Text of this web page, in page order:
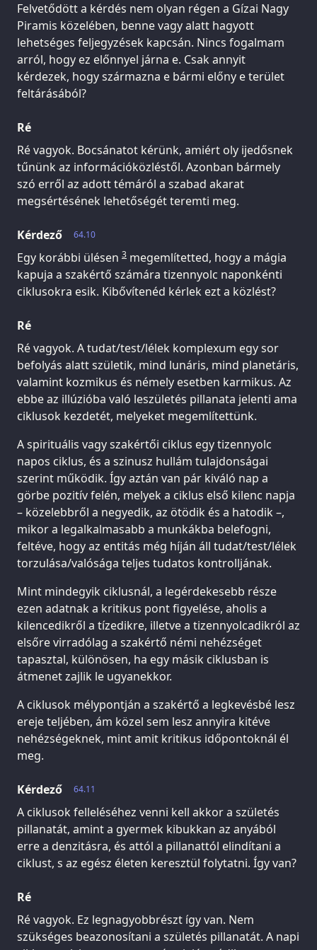
Felvetődött a kérdés nem olyan régen a Gízai Nagy
Piramis közelében, benne vagy alatt hagyott
lehetséges feljegyzések kapcsán. Nincs fogalmam
arról, hogy ez előnnyel járna e. Csak annyit
kérdezek, hogy származna e bármi előny e terület
feltárásából?
Ré
Ré vagyok. Bocsánatot kérünk, amiért oly ijedősnek
tűnünk az információközléstől. Azonban bármely
szó erről az adott témáról a szabad akarat
megsértésének lehetőségét teremti meg.
64.10
Kérdező
Egy korábbi ülésen 3 megemlítetted, hogy a mágia
kapuja a szakértő számára tizennyolc naponkénti
ciklusokra esik. Kibővítenéd kérlek ezt a közlést?
Ré
Ré vagyok. A tudat/test/lélek komplexum egy sor
befolyás alatt születik, mind lunáris, mind planetáris,
valamint kozmikus és némely esetben karmikus. Az
ebbe az illúzióba való leszületés pillanata jelenti ama
ciklusok kezdetét, melyeket megemlítettünk.
A spirituális vagy szakértői ciklus egy tizennyolc
napos ciklus, és a szinusz hullám tulajdonságai
szerint működik. Így aztán van pár kiváló nap a
görbe pozitív felén, melyek a ciklus első kilenc napja
– közelebbről a negyedik, az ötödik és a hatodik –,
mikor a legalkalmasabb a munkákba belefogni,
feltéve, hogy az entitás még híján áll tudat/test/lélek
torzulása/valósága teljes tudatos kontrolljának.
Mint mindegyik ciklusnál, a legérdekesebb része
ezen adatnak a kritikus pont figyelése, aholis a
kilencedikről a tízedikre, illetve a tizennyolcadikról az
elsőre virradólag a szakértő némi nehézséget
tapasztal, különösen, ha egy másik ciklusban is
átmenet zajlik le ugyanekkor.
A ciklusok mélypontján a szakértő a legkevésbé lesz
ereje teljében, ám közel sem lesz annyira kitéve
nehézségeknek, mint amit kritikus időpontoknál él
meg.
64.11
Kérdező
A ciklusok felleléséhez venni kell akkor a születés
pillanatát, amint a gyermek kibukkan az anyából
erre a denzitásra, és attól a pillanattól elindítani a
ciklust, s az egész életen keresztül folytatni. Így van?
Ré
Ré vagyok. Ez legnagyobbrészt így van. Nem
szükséges beazonosítani a születés pillanatát. A napi